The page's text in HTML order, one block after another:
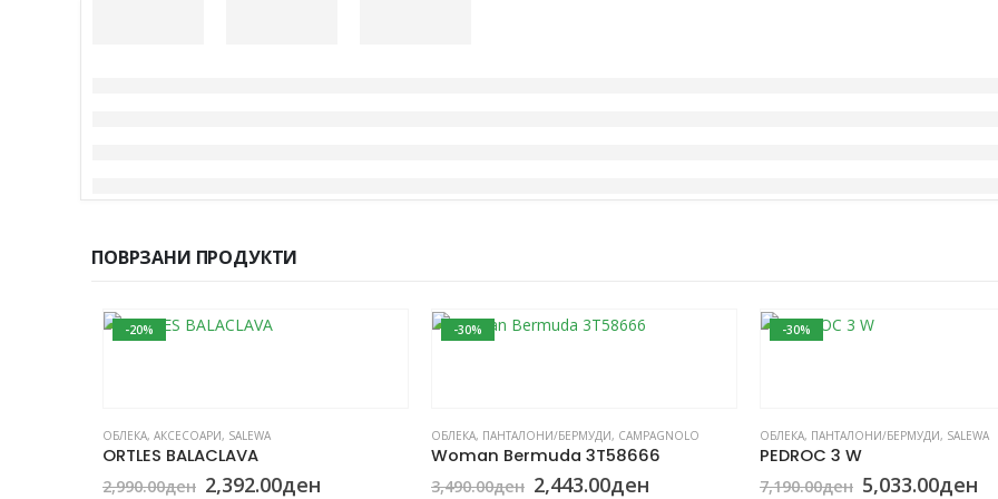
ПОВРЗАНИ ПРОДУКТИ
-20%
ОБЛЕКА, АКСЕСОАРИ, SALEWA
ORTLES BALACLAVA
2,990.00ден Original
2,392.00ден
-30%
This product has multiple variants. The options may be chosen on the product page
ОБЛЕКА, ПАНТАЛОНИ/БЕРМУДИ, CAMPAGNOLO
Woman Bermuda 3T58666
3,490.00ден Original
2,443.00ден
-30%
This product has multiple variants. The options may be chosen on the product page
ОБЛЕКА, ПАНТАЛОНИ/БЕРМУДИ, SALEWA
PEDROC 3 W
7,190.00ден Original
5,033.00ден